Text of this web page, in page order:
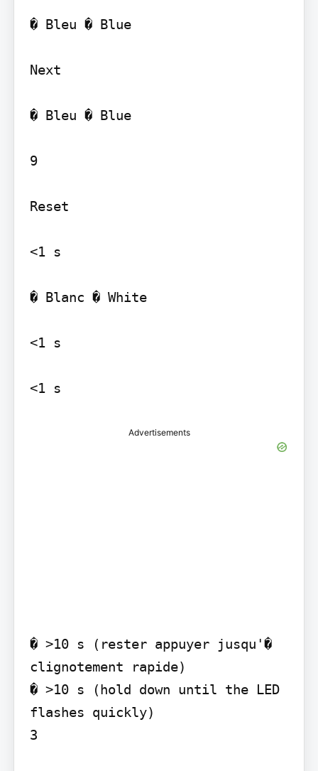
� Bleu � Blue
Next
� Bleu � Blue
9
Reset
<1 s
� Blanc � White
<1 s
Advertisements
� >10 s (rester appuyer jusqu'�
clignotement rapide)
� >10 s (hold down until the LED
flashes quickly)
3